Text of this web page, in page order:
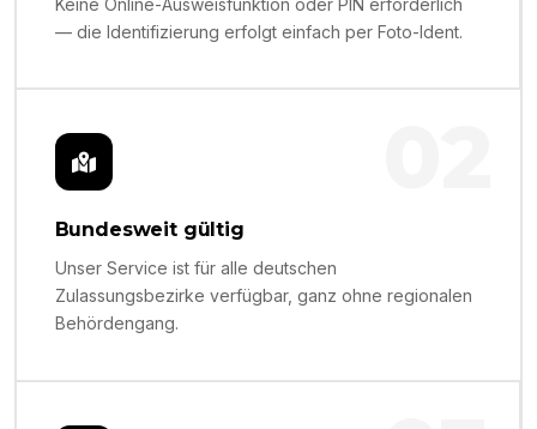
— die Identifizierung erfolgt einfach per Foto-Ident.
Bundesweit gültig
Unser Service ist für alle deutschen
Zulassungsbezirke verfügbar, ganz ohne regionalen
Behördengang.